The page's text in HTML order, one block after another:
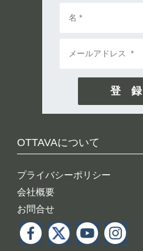
OTTAVAについて
プライバシーポリシー
会社概要
お問合せ
登 録